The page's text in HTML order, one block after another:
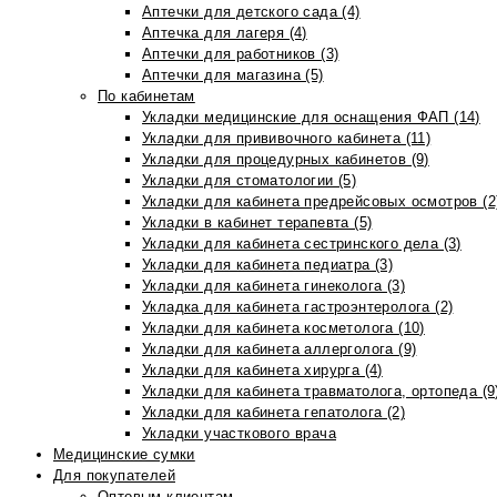
Аптечки для детского сада (4)
Аптечка для лагеря (4)
Аптечки для работников (3)
Аптечки для магазина (5)
По кабинетам
Укладки медицинские для оснащения ФАП (14)
Укладки для прививочного кабинета (11)
Укладки для процедурных кабинетов (9)
Укладки для стоматологии (5)
Укладки для кабинета предрейсовых осмотров
Укладки в кабинет терапевта (5)
Укладки для кабинета сестринского дела (3)
Укладки для кабинета педиатра (3)
Укладки для кабинета гинеколога (3)
Укладка для кабинета гастроэнтеролога (2)
Укладки для кабинета косметолога (10)
Укладки для кабинета аллерголога (9)
Укладки для кабинета хирурга (4)
Укладки для кабинета травматолога, ортопеда
Укладки для кабинета гепатолога (2)
Укладки участкового врача
Медицинские сумки
Для покупателей